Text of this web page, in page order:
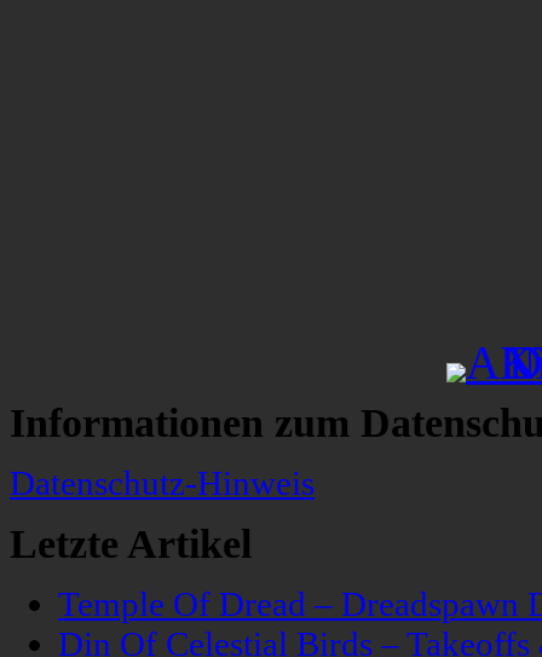
Informationen zum
Datenschutz-Hinweis
Letzte Artikel
Temple Of Dread – Dreadspawn
Din Of Celestial Birds –